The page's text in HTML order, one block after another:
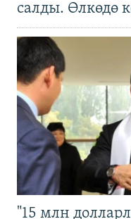
салды. Өлкөдө
"15 млн